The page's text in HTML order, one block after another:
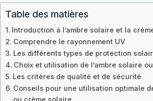
Table des matières
Introduction à l’ambre solaire et la
Comprendre le rayonnement UV
Les différents types de protection
Choix et utilisation de l’ambre solaire
Les critères de qualité et de sécurité
Conseils pour une utilisation optimale
ou crème solaire